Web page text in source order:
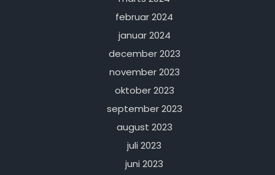
februar 2024
januar 2024
december 2023
november 2023
oktober 2023
september 2023
august 2023
juli 2023
juni 2023